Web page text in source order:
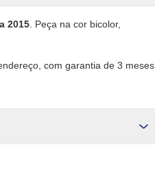
2015 . Peça na cor bicolor,
com garantia de 3 meses